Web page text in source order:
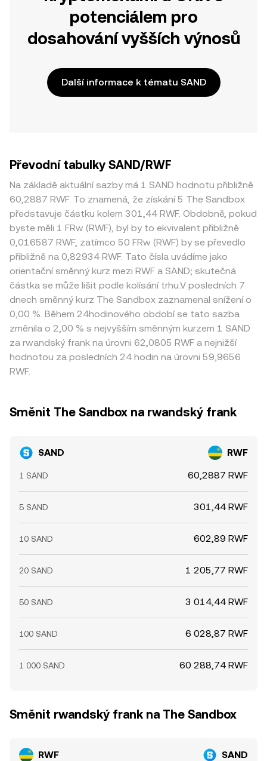
potenciálem pro
dosahování vyšších výnosů
Další informace k tématu SAND
Převodní tabulky SAND/RWF
Na základě aktuální sazby má 1 SAND hodnotu přibližně
60,2887 RWF. To znamená, že získání 5 The Sandbox
představuje částku kolem 301,44 RWF. Obdobně, pokud
byste měli 1 FRw (RWF), byl by to ekvivalent přibližně
0,016587 RWF, zatímco 50 FRw (RWF) by se převedlo
přibližně na 0,82934 RWF. Tato čísla uvádíme jako
orientační směnný kurz mezi RWF a SAND; skutečná
částka se může lišit podle kolísání trhu.V posledních 7
dnech směnný kurz The Sandbox zaznamenal snížení o
0,00 %. Během 24hodinového období se tato sazba
změnila o 2,00 % s nejvyšším směnným kurzem 1 SAND
za rwandský frank na úrovni 62,0805 RWF a nejnižší
hodnotou za posledních 24 hodin na úrovni 59,9656
RWF.
Směnit The Sandbox na rwandský frank
SAND RWF
1 SAND 60,2887 RWF
5 SAND 301,44 RWF
10 SAND 602,89 RWF
20 SAND 1 205,77 RWF
50 SAND 3 014,44 RWF
100 SAND 6 028,87 RWF
1 000 SAND 60 288,74 RWF
Směnit rwandský frank na The Sandbox
RWF SAND